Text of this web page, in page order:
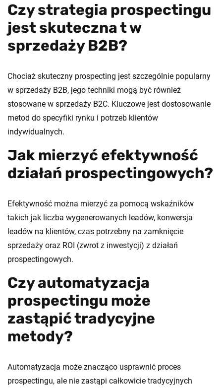
Czy strategia prospectingu
jest skuteczna t w
sprzedaży B2B?
Chociaż skuteczny prospecting jest szczególnie popularny
w sprzedaży B2B, jego techniki mogą być również
stosowane w sprzedaży B2C. Kluczowe jest dostosowanie
metod do specyfiki rynku i potrzeb klientów
indywidualnych.
Jak mierzyć efektywność
działań prospectingowych?
Efektywność można mierzyć za pomocą wskaźników
takich jak liczba wygenerowanych leadów, konwersja
leadów na klientów, czas potrzebny na zamknięcie
sprzedaży oraz ROI (zwrot z inwestycji) z działań
prospectingowych.
Czy automatyzacja
prospectingu może
zastąpić tradycyjne
metody?
Automatyzacja może znacząco usprawnić proces
prospectingu, ale nie zastąpi całkowicie tradycyjnych